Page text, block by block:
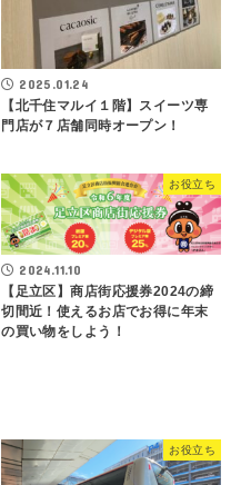
2025.01.24
【北千住マルイ１階】スイーツ専
門店が７店舗同時オープン！
お役立ち
2024.11.10
【足立区】商店街応援券2024の締
切間近！使えるお店でお得に年末
の買い物をしよう！
お役立ち